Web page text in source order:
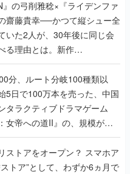
』の弓削雅稔×『ライデンファ
齋藤貴幸──かつて縦シュー全
いた2人が、30年後に同じ会
る理由とは。新作
EXTREME』で初タッグを組
ド2人に訊く開発秘話
分、ルート分岐100種類以
5日で100万本を売った、中国
タラクティブドラマゲーム
女帝への道II』の、規模が違
プロデューサーに聞いた
アをオープン？ スマホア
トア”として、わずか6ヵ月で